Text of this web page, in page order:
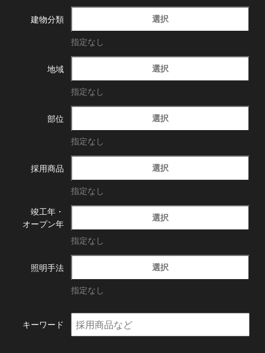
建物分類 選択
指定なし
地域 選択
指定なし
部位 選択
指定なし
採用商品 選択
指定なし
竣工年・
オープン年
選択
指定なし
照明手法 選択
指定なし
キーワード